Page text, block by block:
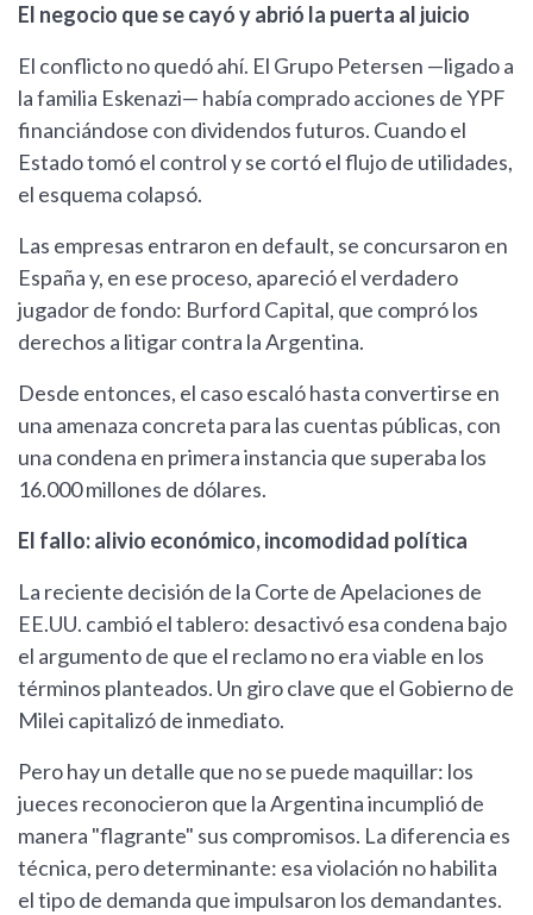
El negocio que se cayó y abrió la puerta al juicio
El conflicto no quedó ahí. El Grupo Petersen —ligado a
la familia Eskenazi— había comprado acciones de YPF
financiándose con dividendos futuros. Cuando el
Estado tomó el control y se cortó el flujo de utilidades,
el esquema colapsó.
Las empresas entraron en default, se concursaron en
España y, en ese proceso, apareció el verdadero
jugador de fondo: Burford Capital, que compró los
derechos a litigar contra la Argentina.
Desde entonces, el caso escaló hasta convertirse en
una amenaza concreta para las cuentas públicas, con
una condena en primera instancia que superaba los
16.000 millones de dólares.
El fallo: alivio económico, incomodidad política
La reciente decisión de la Corte de Apelaciones de
EE.UU. cambió el tablero: desactivó esa condena bajo
el argumento de que el reclamo no era viable en los
términos planteados. Un giro clave que el Gobierno de
Milei capitalizó de inmediato.
Pero hay un detalle que no se puede maquillar: los
jueces reconocieron que la Argentina incumplió de
manera "flagrante" sus compromisos. La diferencia es
técnica, pero determinante: esa violación no habilita
el tipo de demanda que impulsaron los demandantes.